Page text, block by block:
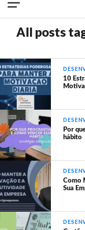
All posts
10
Por
hábito
Como
Sua